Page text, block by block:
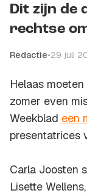
Dit zijn de
rechtse
Redactie•29 juli
Helaas
zomer even
Weekblad een
presentatrices
Carla Joosten
Lisette